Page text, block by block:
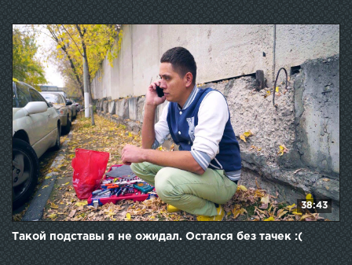
38:43
Такой подставы я не ожидал. Остался без тачек :(